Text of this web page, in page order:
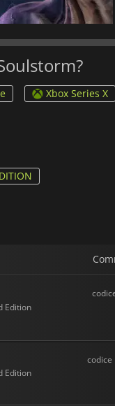
Xbox Series X
Edition
Edition
codice